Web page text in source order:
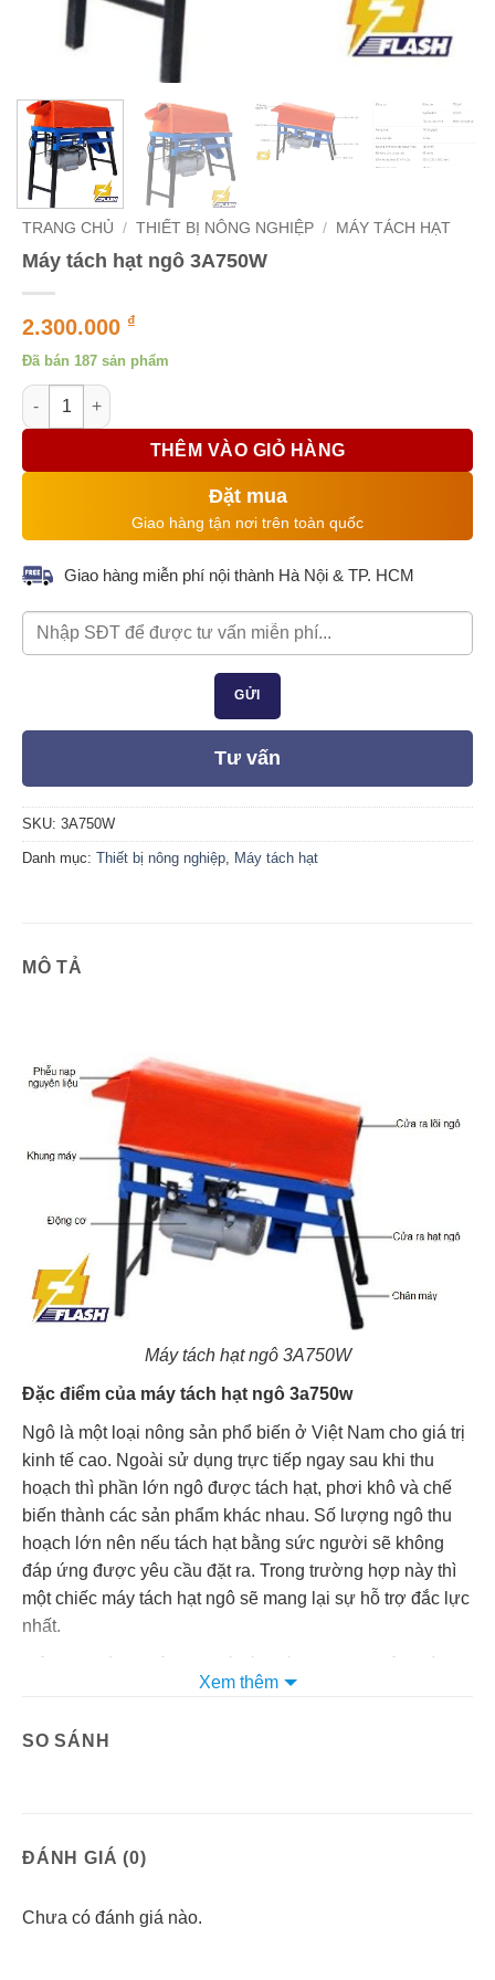
TRANG CHỦ / THIẾT BỊ NÔNG NGHIỆP / MÁY TÁCH HẠT
Máy tách hạt ngô 3A750W
2.300.000 ₫
Đã bán 187 sản phẩm
Máy tách hạt ngô 3A750W số lượng
THÊM VÀO GIỎ HÀNG
Đặt mua
Giao hàng tận nơi trên toàn quốc
Giao hàng miễn phí nội thành Hà Nội & TP. HCM
Tư vấn
SKU: 3A750W
Danh mục: Thiết bị nông nghiệp Máy tách hạt
MÔ TẢ
Máy tách hạt ngô 3A750W
Đặc điểm của máy tách hạt ngô 3a750w
Ngô là một loại nông sản phổ biến ở Việt Nam cho giá trị
kinh tế cao. Ngoài sử dụng trực tiếp ngay sau khi thu
hoạch thì phần lớn ngô được tách hạt, phơi khô và chế
biến thành các sản phẩm khác nhau. Số lượng ngô thu
hoạch lớn nên nếu tách hạt bằng sức người sẽ không
đáp ứng được yêu cầu đặt ra. Trong trường hợp này thì
một chiếc máy tách hạt ngô sẽ mang lại sự hỗ trợ đắc lực
nhất.
tách hạt ngô với kiểu dáng, công suất hoạt động khác
Hội tụ nhiều ưu điểm nổi bật máy tách hạt ngô 3a750w
lựa chọn hợp lý nhất.
700 kg/giờ, tương đương với sức làm việc của 1 người
Xem thêm
SO SÁNH
ĐÁNH GIÁ (0)
Chưa có đánh giá nào.